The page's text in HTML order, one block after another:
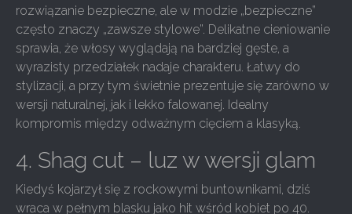
rozwiązanie bezpieczne, ale w modzie „bezpieczne”
często znaczy „zawsze stylowe”. Delikatne cieniowanie
sprawia, że włosy wyglądają na bardziej gęste, a
wyrazisty przedziałek nadaje charakteru. Łatwy do
stylizacji, a przy tym świetnie prezentuje się zarówno w
wersji naturalnej, jak i lekko falowanej. Idealny
kompromis między odważnym cięciem a klasyką.
4. Shag cut – luz w wersji glam
Kiedyś kojarzył się z rockowymi buntownikami, dziś
wraca w pełnym blasku jako hit wśród kobiet po 40.